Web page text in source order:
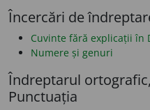
Încercări de
Cuvinte fără explicații în
Numere și genuri
Îndreptarul
Punctuația